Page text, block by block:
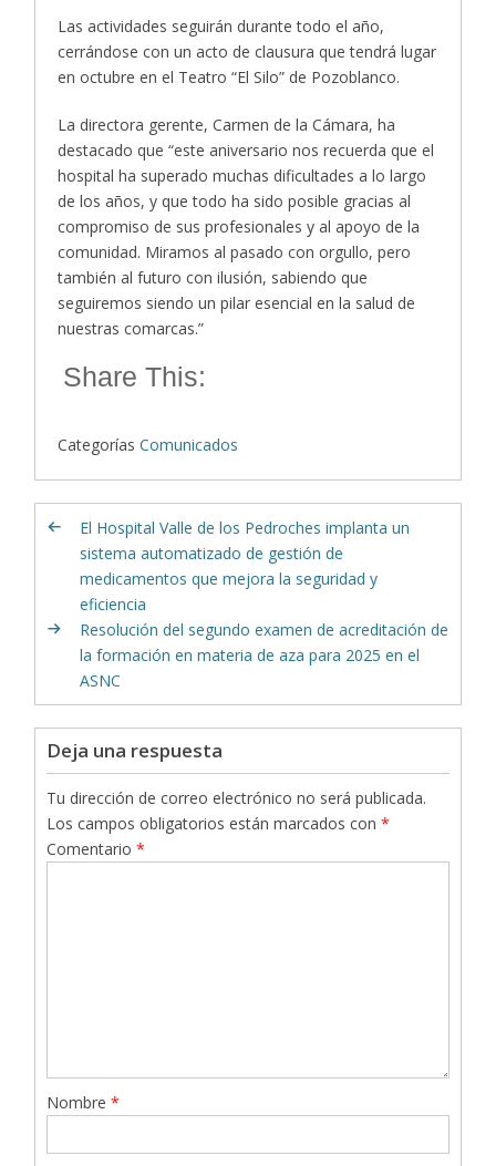
Las actividades seguirán durante todo el año,
cerrándose con un acto de clausura que tendrá lugar
en octubre en el Teatro “El Silo” de Pozoblanco.
La directora gerente, Carmen de la Cámara, ha
destacado que “este aniversario nos recuerda que el
hospital ha superado muchas dificultades a lo largo
de los años, y que todo ha sido posible gracias al
compromiso de sus profesionales y al apoyo de la
comunidad. Miramos al pasado con orgullo, pero
también al futuro con ilusión, sabiendo que
seguiremos siendo un pilar esencial en la salud de
nuestras comarcas.”
Share This:
Categorías Comunicados
El Hospital Valle de los Pedroches implanta un
sistema automatizado de gestión de
medicamentos que mejora la seguridad y
eficiencia
Resolución del segundo examen de acreditación de
la formación en materia de aza para 2025 en el
ASNC
Deja una respuesta
Tu dirección de correo electrónico no será publicada.
Los campos obligatorios están marcados con*
Comentario*
Nombre*